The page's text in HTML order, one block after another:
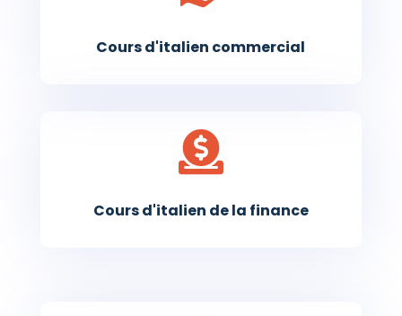
Cours d'italien commercial

Cours d'italien de la finance